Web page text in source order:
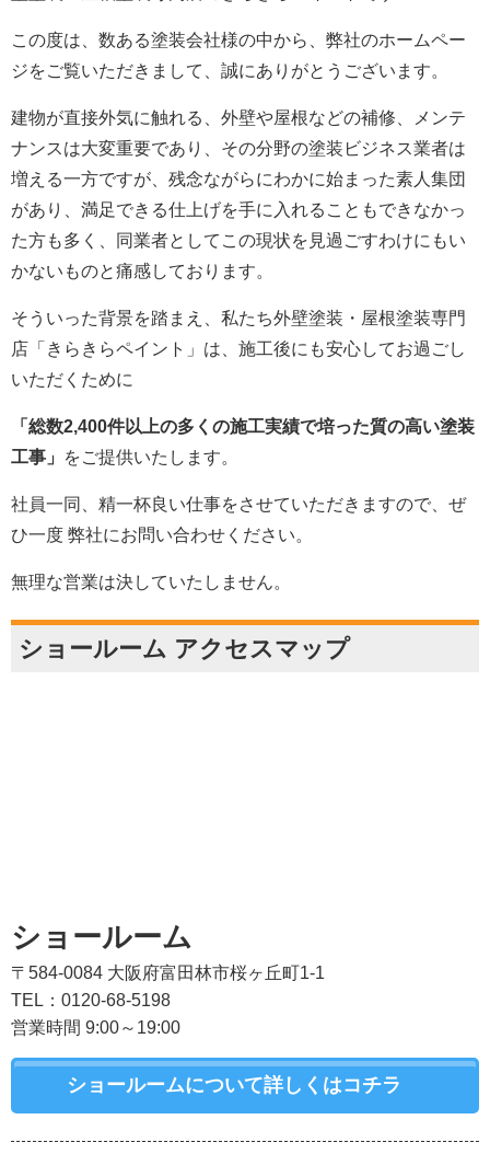
この度は、数ある塗装会社様の中から、弊社のホームペー
ジをご覧いただきまして、誠にありがとうございます。
建物が直接外気に触れる、外壁や屋根などの補修、メンテ
ナンスは大変重要であり、その分野の塗装ビジネス業者は
増える一方ですが、残念ながらにわかに始まった素人集団
があり、満足できる仕上げを手に入れることもできなかっ
た方も多く、同業者としてこの現状を見過ごすわけにもい
かないものと痛感しております。
そういった背景を踏まえ、私たち外壁塗装・屋根塗装専門
店「きらきらペイント」は、施工後にも安心してお過ごし
いただくために
「総数2,400件以上の多くの施工実績で培った質の高い塗装
工事」
をご提供いたします。
社員一同、精一杯良い仕事をさせていただきますので、ぜ
ひ一度 弊社にお問い合わせください。
無理な営業は決していたしません。
ショールーム アクセスマップ
ショールーム
〒584-0084 大阪府富田林市桜ヶ丘町1-1
TEL：0120-68-5198
営業時間 9:00～19:00
ショールームについて詳しくはコチラ